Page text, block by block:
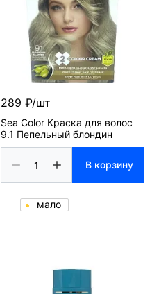
289 ₽/шт
Sea Color Краска для волос
9.1 Пепельный блондин
В корзину
мало